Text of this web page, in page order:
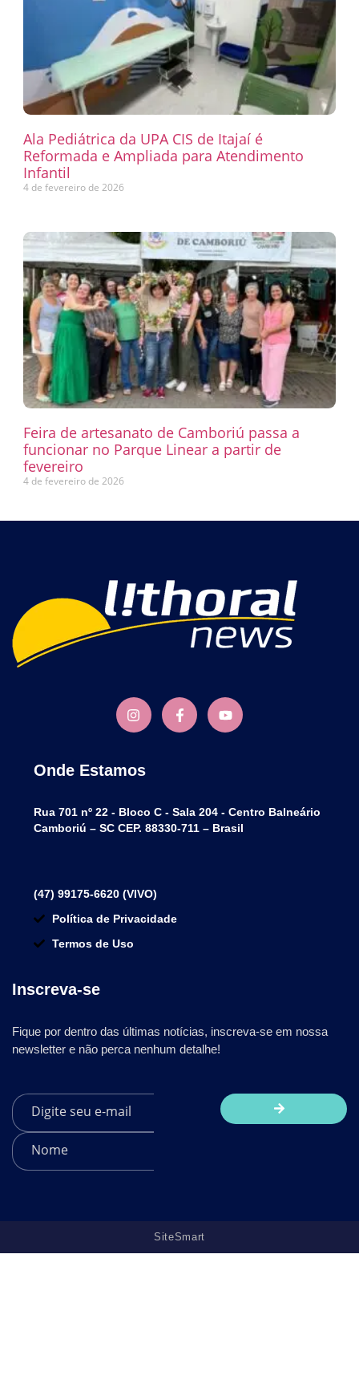
Ala Pediátrica da UPA CIS de Itajaí é
Reformada e Ampliada para Atendimento
Infantil
4 de fevereiro de 2026
Feira de artesanato de Camboriú passa a
funcionar no Parque Linear a partir de
fevereiro
4 de fevereiro de 2026
Onde Estamos
Rua 701 nº 22 - Bloco C - Sala 204 - Centro Balneário
Camboriú – SC CEP. 88330-711 – Brasil
(47) 99175-6620 (VIVO)
Política de Privacidade
Termos de Uso
Inscreva-se
Fique por dentro das últimas notícias, inscreva-se em nossa
newsletter e não perca nenhum detalhe!
SiteSmart